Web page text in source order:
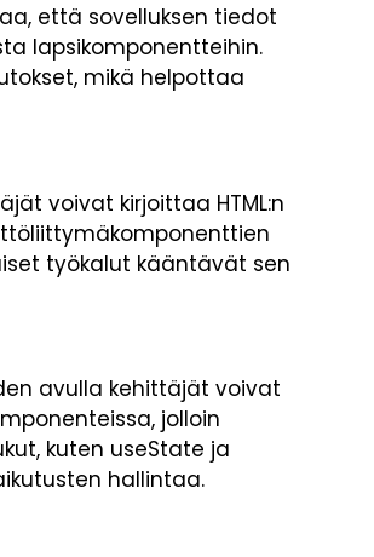
että sovelluksen tiedot
lapsikomponentteihin.
mikä helpottaa
voivat kirjoittaa HTML:n
työkalut kääntävät sen
avulla kehittäjät voivat
jolloin
kuten useState ja
hallintaa.